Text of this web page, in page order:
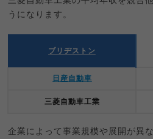
うになります。
ブリヂストン
日産自動車
三菱自動車工業
企業によって事業規模や展開が異